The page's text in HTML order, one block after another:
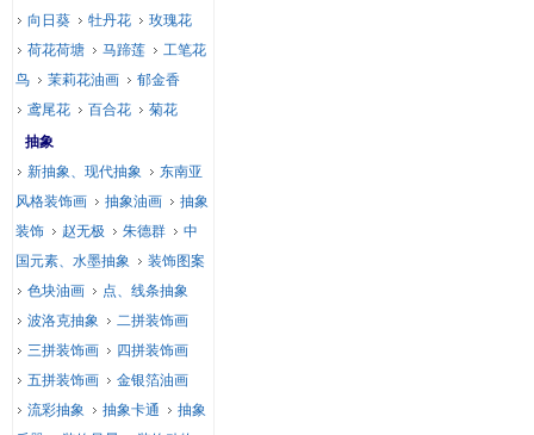
向日葵
牡丹花
玫瑰花
荷花荷塘
马蹄莲
工笔花
鸟
茉莉花油画
郁金香
鸢尾花
百合花
菊花
抽象
新抽象、现代抽象
东南亚
风格装饰画
抽象油画
抽象
装饰
赵无极 朱德群
中
国元素、水墨抽象
装饰图案
色块油画
点、线条抽象
波洛克抽象
二拼装饰画
三拼装饰画
四拼装饰画
五拼装饰画
金银箔油画
流彩抽象
抽象卡通
抽象